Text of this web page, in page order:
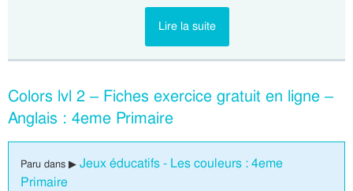
Lire la suite
Colors lvl 2 – Fiches exercice gratuit en ligne –
Anglais : 4eme Primaire
Paru dans ▶ Jeux éducatifs - Les couleurs : 4eme
Primaire